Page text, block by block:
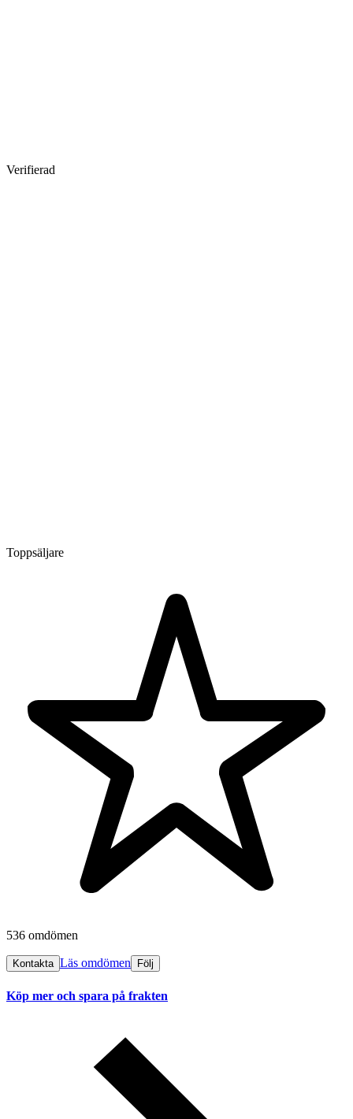
Verifierad
Toppsäljare
536 omdömen
Kontakta Läs omdömen Följ
Köp mer och spara på frakten